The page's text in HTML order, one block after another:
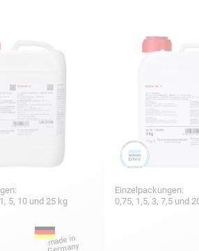
5, 10 und 25 kg
Einzelpackungen:
0,75, 1,5, 3, 7,5 und